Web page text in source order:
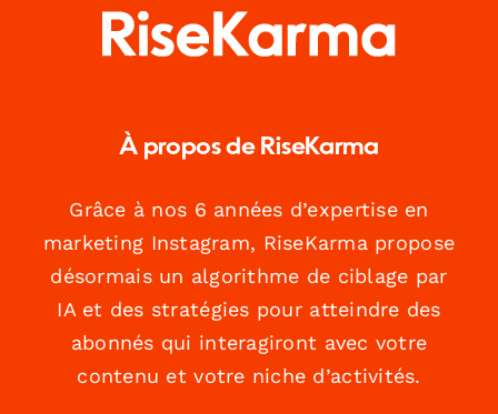
À propos de RiseKarma
Grâce à nos 6 années d’expertise en
marketing Instagram, RiseKarma propose
désormais un algorithme de ciblage par
IA et des stratégies pour atteindre des
abonnés qui interagiront avec votre
contenu et votre niche d’activités.